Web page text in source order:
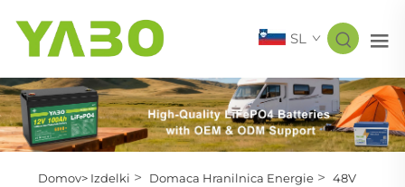
SL
Domov> Izdelki > Domaca Hranilnica Energie> 48V